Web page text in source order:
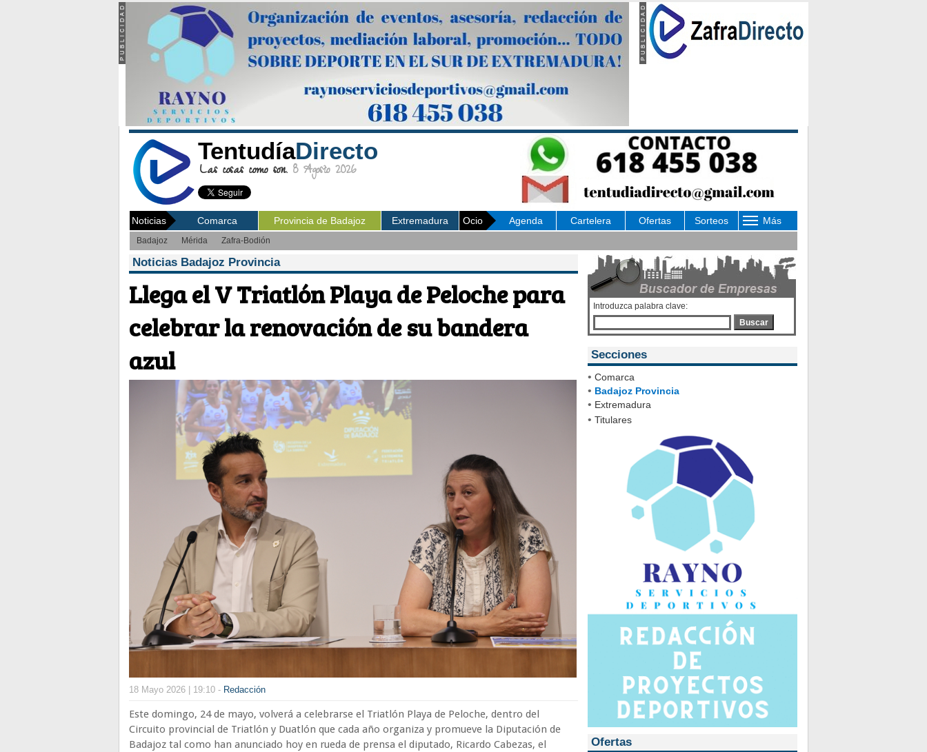
TentudíaDirecto
Las cosas como son. 8 Agosto 2026
Noticias Comarca Provincia de Badajoz Extremadura Ocio Agenda Cartelera Ofertas Sorteos Más
Badajoz Mérida Zafra-Bodión
Noticias Badajoz Provincia
Llega el V Triatlón Playa de Peloche para
celebrar la renovación de su bandera
azul
18 Mayo 2026 | 19:10 - Redacción
Este domingo, 24 de mayo, volverá a celebrarse el Triatlón Playa de Peloche, dentro del
Circuito provincial de Triatlón y Duatlón que cada año organiza y promueve la Diputación de
Badajoz tal como han anunciado hoy en rueda de prensa el diputado, Ricardo Cabezas, el
Introduzca palabra clave:
Buscar
Secciones
• Comarca
• Badajoz Provincia
• Extremadura
• Titulares
Ofertas